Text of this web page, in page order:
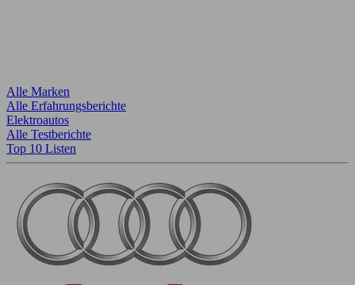
Alle Marken
Alle Erfahrungsberichte
Elektroautos
Alle Testberichte
Top 10 Listen